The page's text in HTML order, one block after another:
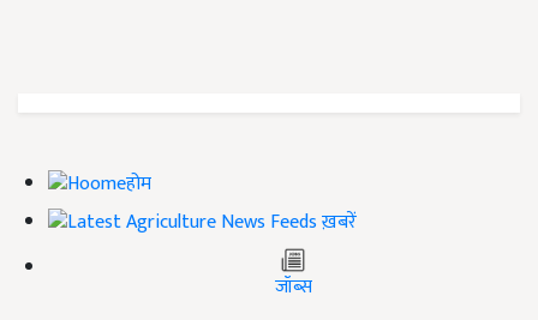
होम
ख़बरें
जॉब्स